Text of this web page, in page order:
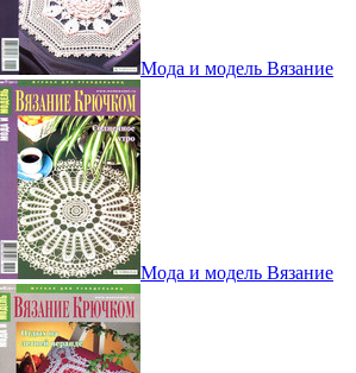
Мода и модель Вязание
Мода и модель Вязание